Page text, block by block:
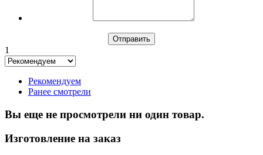
1
Рекомендуем
Ранее смотрели
Вы еще не просмотрели ни один товар.
Изготовление на заказ